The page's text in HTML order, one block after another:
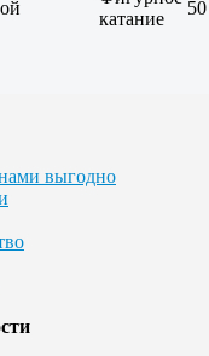
катание
50
выгодно